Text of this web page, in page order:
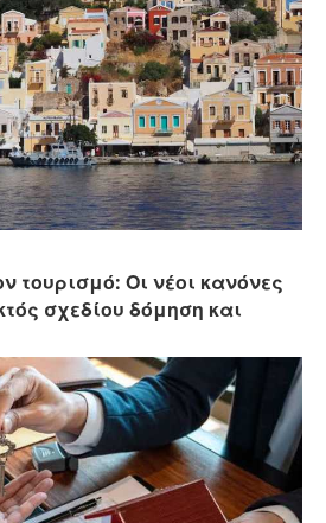
τουρισμό: Οι νέοι κανόνες
σχεδίου δόμηση και